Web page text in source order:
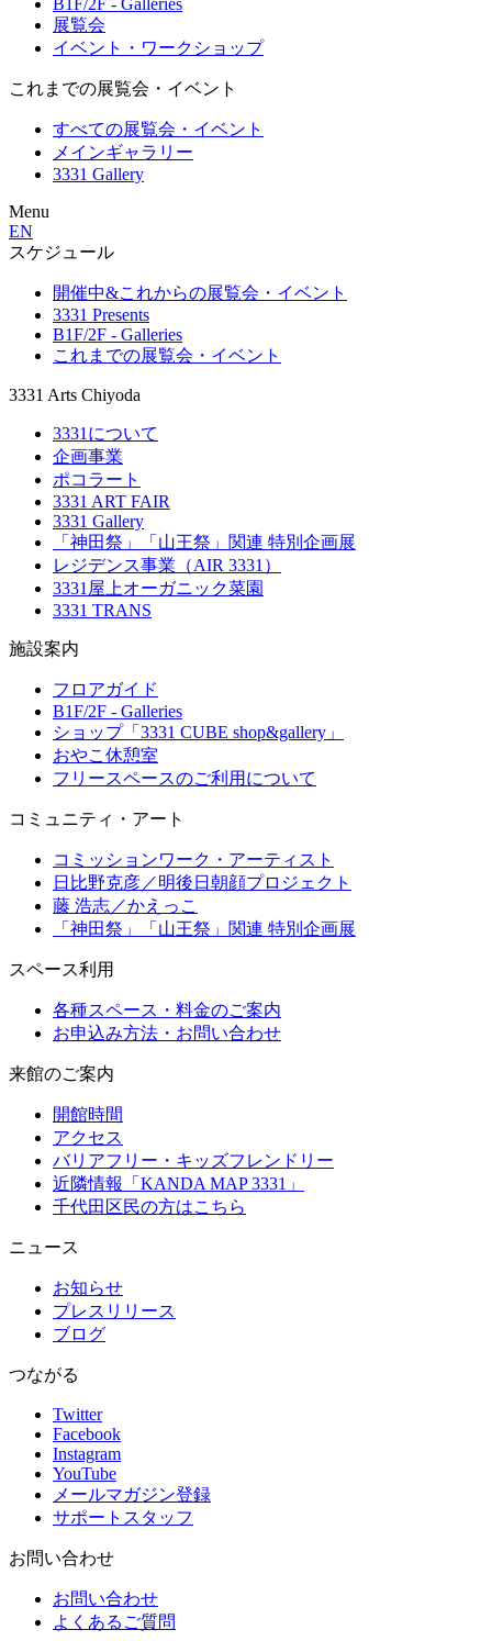
展覧会
イベント・ワークショップ
これまでの展覧会・イベント
すべての展覧会・イベント
メインギャラリー
3331 Gallery
Menu
EN
スケジュール
開催中&これからの展覧会・イベント
3331 Presents
B1F/2F - Galleries
これまでの展覧会・イベント
3331 Arts Chiyoda
3331について
企画事業
ポコラート
3331 ART FAIR
3331 Gallery
「神田祭」「山王祭」関連 特別企画展
レジデンス事業（AIR 3331）
3331屋上オーガニック菜園
3331 TRANS
施設案内
フロアガイド
B1F/2F - Galleries
ショップ「3331 CUBE shop&gallery」
おやこ休憩室
フリースペースのご利用について
コミュニティ・アート
コミッションワーク・アーティスト
日比野克彦／明後日朝顔プロジェクト
藤 浩志／かえっこ
「神田祭」「山王祭」関連 特別企画展
スペース利用
各種スペース・料金のご案内
お申込み方法・お問い合わせ
来館のご案内
開館時間
アクセス
バリアフリー・キッズフレンドリー
近隣情報「KANDA MAP 3331」
千代田区民の方はこちら
ニュース
お知らせ
プレスリリース
ブログ
つながる
Twitter
Facebook
Instagram
YouTube
メールマガジン登録
サポートスタッフ
お問い合わせ
お問い合わせ
よくあるご質問